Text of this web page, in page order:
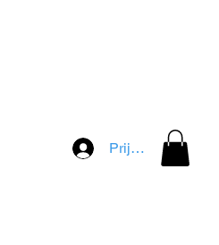
Prijava